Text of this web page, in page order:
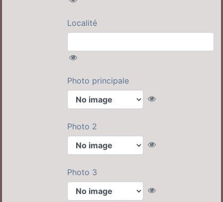
Localité
Photo principale
Photo 2
Photo 3